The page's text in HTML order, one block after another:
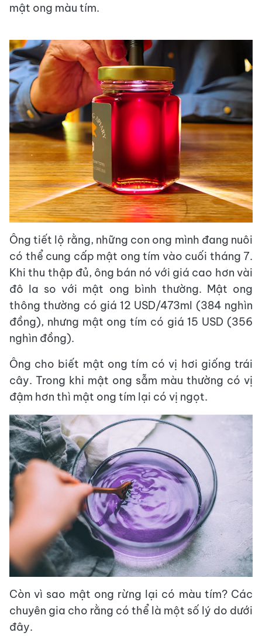
mật ong màu tím.
Ông tiết lộ rằng, những con ong mình đang nuôi
có thể cung cấp mật ong tím vào cuối tháng 7.
Khi thu thập đủ, ông bán nó với giá cao hơn vài
đô la so với mật ong bình thường. Mật ong
thông thường có giá 12 USD/473ml (384 nghìn
đồng), nhưng mật ong tím có giá 15 USD (356
nghìn đồng).
Ông cho biết mật ong tím có vị hơi giống trái
cây. Trong khi mật ong sẫm màu thường có vị
đậm hơn thì mật ong tím lại có vị ngọt.
Còn vì sao mật ong rừng lại có màu tím? Các
chuyên gia cho rằng có thể là một số lý do dưới
đây.